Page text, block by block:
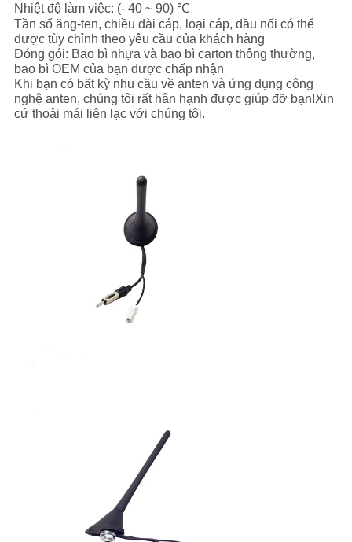
Nhiệt độ làm việc: (- 40 ~ 90) ℃
Tần số ăng-ten, chiều dài cáp, loại cáp, đầu nối có thể
được tùy chỉnh theo yêu cầu của khách hàng
Đóng gói: Bao bì nhựa và bao bì carton thông thường,
bao bì OEM của bạn được chấp nhận
Khi bạn có bất kỳ nhu cầu về anten và ứng dụng công
nghệ anten, chúng tôi rất hân hạnh được giúp đỡ bạn!Xin
cứ thoải mái liên lạc với chúng tôi.